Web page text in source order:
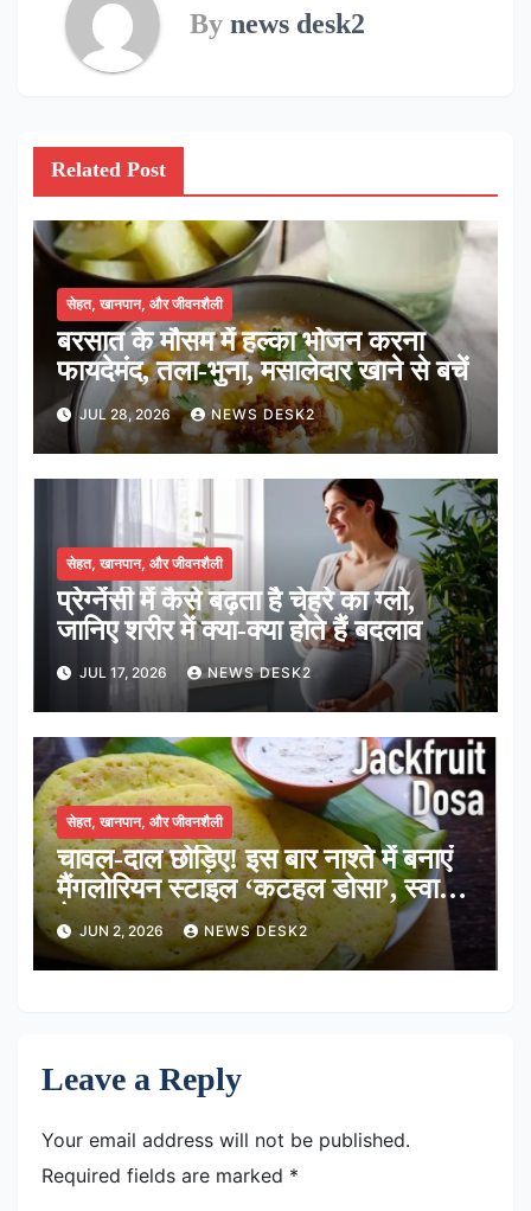
By news desk2
Related Post
सेहत, खानपान, और जीवनशैली
बरसात के मौसम में हल्का भोजन करना
फायदेमंद, तला-भुना, मसालेदार खाने से बचें
JUL 28, 2026 NEWS DESK2
सेहत, खानपान, और जीवनशैली
प्रेग्नेंसी में कैसे बढ़ता है चेहरे का ग्लो,
जानिए शरीर में क्या-क्या होते हैं बदलाव
JUL 17, 2026 NEWS DESK2
सेहत, खानपान, और जीवनशैली
चावल-दाल छोड़िए! इस बार नाश्ते में बनाएं
मैंगलोरियन स्टाइल ‘कटहल डोसा’, स्वाद में
है लाजवाब
JUN 2, 2026 NEWS DESK2
Leave a Reply
Your email address will not be published.
Required fields are marked *